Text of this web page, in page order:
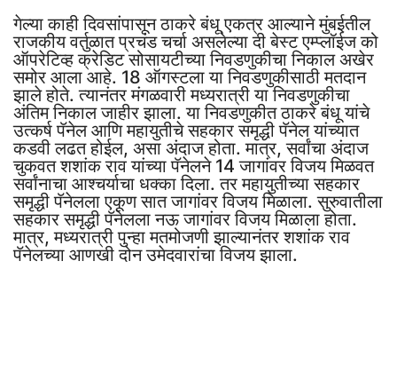
गेल्या काही दिवसांपासून ठाकरे बंधू एकत्र आल्याने मुंबईतील
राजकीय वर्तुळात प्रचंड चर्चा असलेल्या दी बेस्ट एम्प्लॉईज को
ऑपरेटिव्ह क्रेडिट सोसायटीच्या निवडणुकीचा निकाल अखेर
समोर आला आहे. 18 ऑगस्टला या निवडणुकीसाठी मतदान
झाले होते. त्यानंतर मंगळवारी मध्यरात्री या निवडणुकीचा
अंतिम निकाल जाहीर झाला. या निवडणुकीत ठाकरे बंधू यांचे
उत्कर्ष पॅनेल आणि महायुतीचे सहकार समृद्धी पॅनेल यांच्यात
कडवी लढत होईल, असा अंदाज होता. मात्र, सर्वांचा अंदाज
चुकवत शशांक राव यांच्या पॅनेलने 14 जागांवर विजय मिळवत
सर्वांनाचा आश्चर्याचा धक्का दिला. तर महायुतीच्या सहकार
समृद्धी पॅनेलला एकूण सात जागांवर विजय मिळाला. सुरुवातीला
सहकार समृद्धी पॅनेलला नऊ जागांवर विजय मिळाला होता.
मात्र, मध्यरात्री पुन्हा मतमोजणी झाल्यानंतर शशांक राव
पॅनेलच्या आणखी दोन उमेदवारांचा विजय झाला.